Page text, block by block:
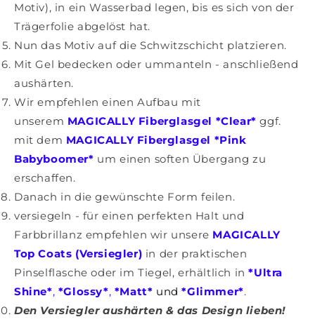
Motiv), in ein Wasserbad legen, bis es sich von der
Trägerfolie abgelöst hat.
Nun das Motiv auf die Schwitzschicht platzieren.
Mit Gel bedecken oder ummanteln - anschließend
aushärten.
Wir empfehlen einen Aufbau mit
unserem MAGICALLY Fiberglasgel *Clear* ggf.
mit dem MAGICALLY Fiberglasgel *Pink
Babyboomer* um einen soften Übergang zu
erschaffen.
Danach in die gewünschte Form feilen.
versiegeln - für einen perfekten Halt und
Farbbrillanz empfehlen wir unsere MAGICALLY
Top Coats (Versiegler) in der praktischen
Pinselflasche oder im Tiegel, erhältlich in*Ultra
Shine*, *Glossy*, *Matt* und*Glimmer*.
Den Versiegler aushärten & das Design lieben!